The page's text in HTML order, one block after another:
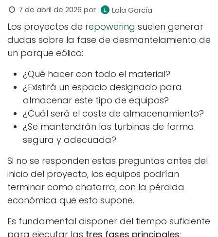
7 de abril de 2026 por Lola García
Los proyectos de repowering suelen generar
dudas sobre la fase de desmantelamiento de
un parque eólico:
¿Qué hacer con todo el material?
¿Existirá un espacio designado para
almacenar este tipo de equipos?
¿Cuál será el coste de almacenamiento?
¿Se mantendrán las turbinas de forma
segura y adecuada?
Si no se responden estas preguntas antes del
inicio del proyecto, los equipos podrían
terminar como chatarra, con la pérdida
económica que esto supone.
Es fundamental disponer del tiempo suficiente
para ejecutar las tres fases principales: